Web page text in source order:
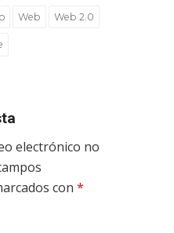
Web Web 2.0
electrónico no
con *